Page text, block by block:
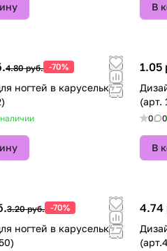
В
4.80 руб. -70%
ногтей в карусельке
1.05
Дизайн
(арт.
0 0
В
3.20 руб. -70%
ногтей в карусельке
4.74